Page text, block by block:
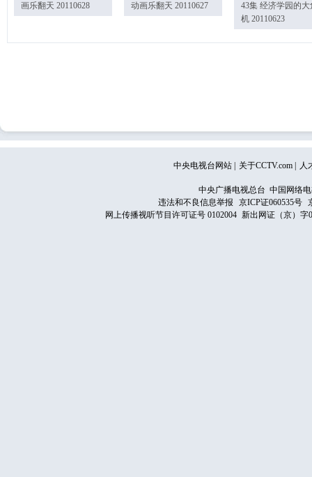
画乐翻天 20110628
动画乐翻天 20110627
43集 经济学园的大
机 20110623
中央电视台网站 关于CCTV.com 人
中央广播电视总台 中国网络
违法和不良信息举报
京ICP证060535号
网上传播视听节目许可证号 0102004 新出网证（京）